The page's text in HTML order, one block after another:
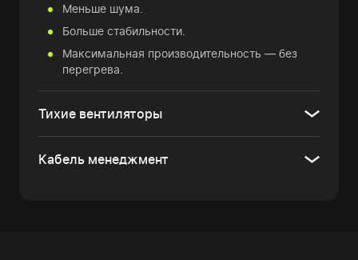
Меньше шума.
Больше стабильности.
Максимальная производительность — без
перегрева.
Тихие вентиляторы
Кабель менеджмент